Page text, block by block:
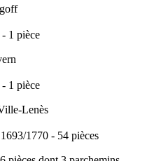
1 pièce
1 pièce
Lenès
1770 - 54 pièces